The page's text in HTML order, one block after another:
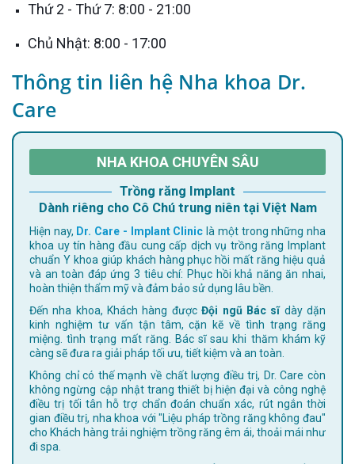
Thứ 2 - Thứ 7: 8:00 - 21:00
Chủ Nhật: 8:00 - 17:00
Thông tin liên hệ Nha khoa Dr.
Care
NHA KHOA CHUYÊN SÂU
Trồng răng Implant
Dành riêng cho Cô Chú trung niên tại Việt Nam
Hiện nay, Dr. Care - Implant Clinic là một trong những nha
khoa uy tín hàng đầu cung cấp dịch vụ trồng răng Implant
chuẩn Y khoa giúp khách hàng phục hồi mất răng hiệu quả
và an toàn đáp ứng 3 tiêu chí: Phục hồi khả năng ăn nhai,
hoàn thiện thẩm mỹ và đảm bảo sử dụng lâu bền.
Đến nha khoa, Khách hàng đượcĐội ngũ Bác sĩdày dặn
kinh nghiệm tư vấn tận tâm, cặn kẽ về tình trạng răng
miệng. tình trạng mất răng. Bác sĩ sau khi thăm khám kỹ
càng sẽ đưa ra giải pháp tối ưu, tiết kiệm và an toàn.
Không chỉ có thế mạnh về chất lượng điều trị, Dr. Care còn
không ngừng cập nhật trang thiết bị hiện đại và công nghệ
điều trị tối tân hỗ trợ chẩn đoán chuẩn xác, rút ngắn thời
gian điều trị, nha khoa với "Liệu pháp trồng răng không đau"
cho Khách hàng trải nghiệm trồng răng êm ái, thoải mái như
đi spa.